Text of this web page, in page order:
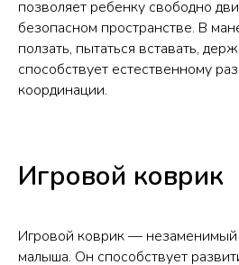
позволяет ребенку свободно
безопасном пространстве. В
ползать, пытаться вставать,
способствует естественному
координации.
Игровой коврик
Игровой коврик —
малыша. Он способствует